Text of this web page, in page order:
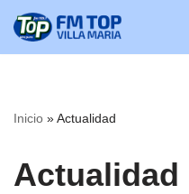
Inicio »Actualidad
Actualidad